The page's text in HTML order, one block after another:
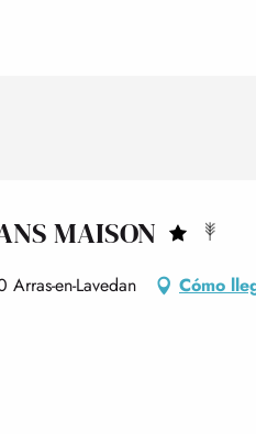
MAISON
en-Lavedan Cómo